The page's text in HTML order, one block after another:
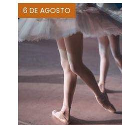
6 DE AGOSTO